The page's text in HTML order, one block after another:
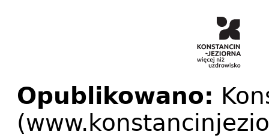
Opublikowano: